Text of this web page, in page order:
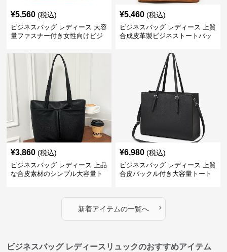
¥5,560 (税込)
ビジネスバッグ レディース 大容
量ファスナー付き女性向けビジ
¥5,460 (税込)
ビジネスバッグ レディース 上質
合成皮革製ビジネストートバッ
¥3,860 (税込)
ビジネスバッグ レディース 上品
な合皮素材のシンプル大容量ト
¥6,980 (税込)
ビジネスバッグ レディース 上質
合皮バックル付き大容量トート
新着アイテムの一覧へ ›
ビジネスバッグ レディースリュックのおすすめアイテム